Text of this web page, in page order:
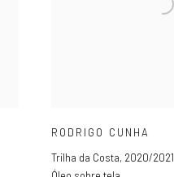
RODRIGO CUNHA
Trilha da Costa, 2020/2021